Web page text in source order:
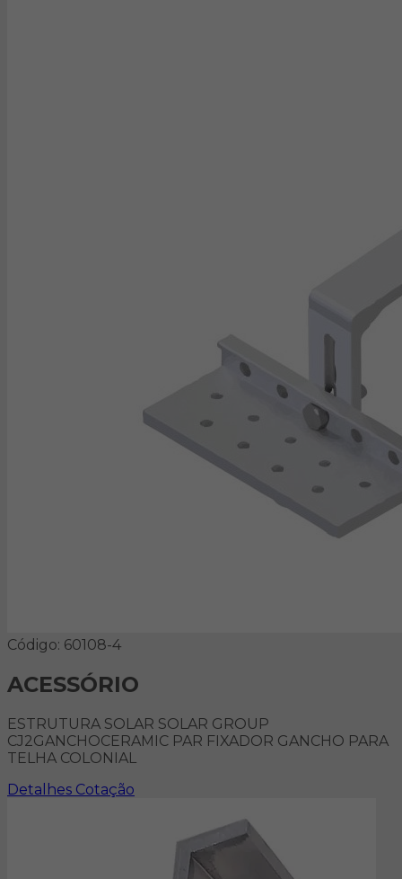
Código: 60108-4
ACESSÓRIO
ESTRUTURA SOLAR SOLAR GROUP
CJ2GANCHOCERAMIC PAR FIXADOR GANCHO PARA
TELHA COLONIAL
Detalhes Cotação